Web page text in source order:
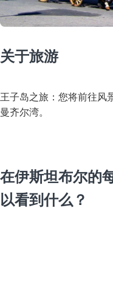
关于旅游
王子岛之旅：您将前往风
曼齐尔湾。
在伊斯坦布尔的
以看到什么？